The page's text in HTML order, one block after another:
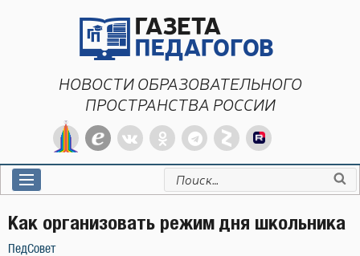
НОВОСТИ ОБРАЗОВАТЕЛЬНОГО
ПРОСТРАНСТВА РОССИИ
Искать:
Как организовать режим дня школьника
ПедСовет